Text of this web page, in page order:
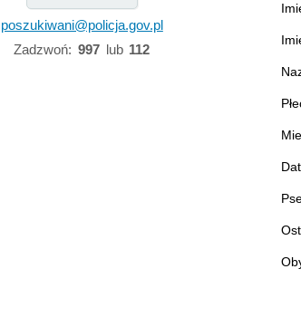
poszukiwani@policja.gov.pl
Zadzwoń: 997lub 112